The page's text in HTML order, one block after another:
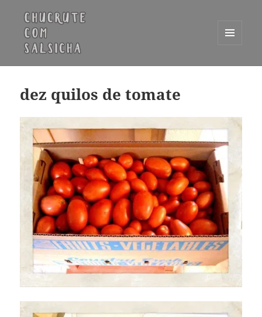
WIDGETS
dez quilos de tomate